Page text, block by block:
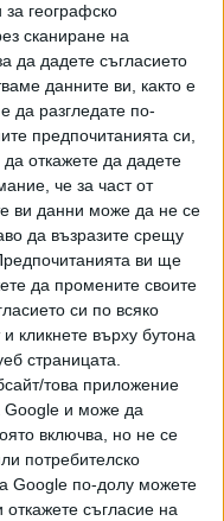
географско
сканиране на
да дадете съгласието
данните ви, както е
да разгледате по-
предпочитанията си,
откажете да дадете
че за част от
ви данни може да не се
да възразите срещу
ви ще
да промените своите
си по всяко
кликнете върху бутона
страницата.
това приложение
Google и може да
включва, но не се
потребителско
Google по-долу можете
откажете съгласие на
доста бъгове.
затруднения
за 30- и 60-
виртуалната
това не регистрира
на хартиен
Това засяга
военноинвалиди
служители и
транспорт са на
Ако се
се замразява
пластиката,
онлайн
става активен.